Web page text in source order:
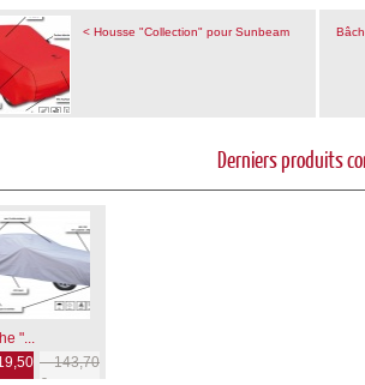
< Housse "Collection" pour Sunbeam
Derniers produits
"...
143,70